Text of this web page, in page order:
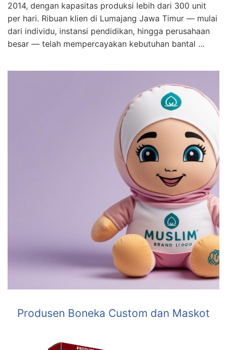
2014, dengan kapasitas produksi lebih dari 300 unit
per hari. Ribuan klien di Lumajang Jawa Timur — mulai
dari individu, instansi pendidikan, hingga perusahaan
besar — telah mempercayakan kebutuhan bantal …
Produsen Boneka Custom dan Maskot